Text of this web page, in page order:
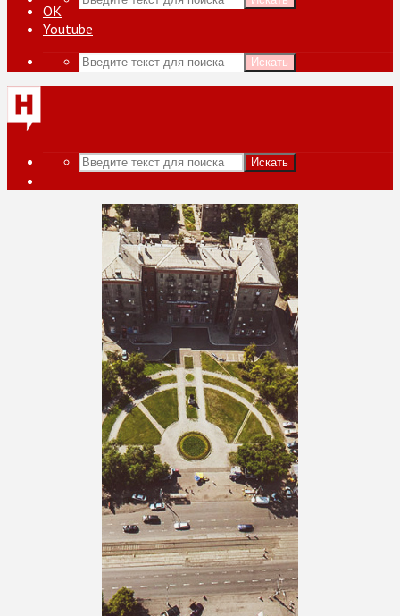
ОК
Youtube
Искать
Искать